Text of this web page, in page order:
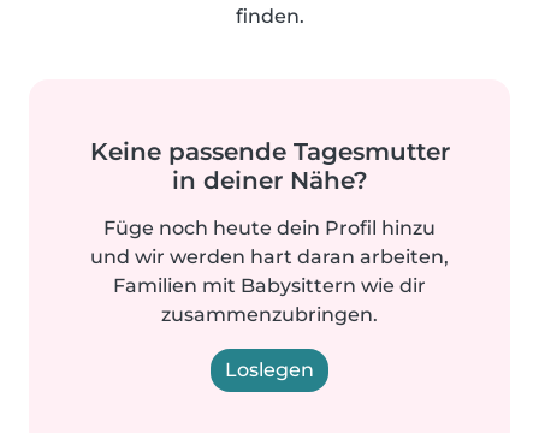
finden.
Keine passende Tagesmutter
in deiner Nähe?
Füge noch heute dein Profil hinzu
und wir werden hart daran arbeiten,
Familien mit Babysittern wie dir
zusammenzubringen.
Loslegen